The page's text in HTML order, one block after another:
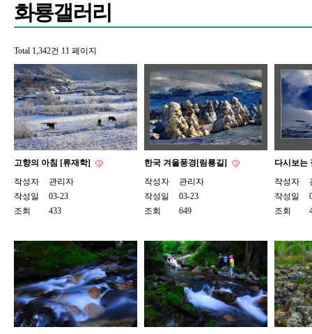
화룡갤러리
Total 1,342건 11 페이지
고향의 아침 [류재학]
작성자
관리자
작성일
03-23
조회
433
한국 겨울풍경[림룡길]
작성자
관리자
작성일
03-23
조회
649
다시보는
작성자
작성일
조회